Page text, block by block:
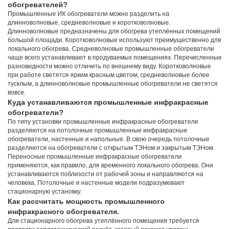
обогревателей?
Промышленные ИК обогреватели можно разделить на
длинноволновые, средневолновые и коротковолновые.
Длинноволновые предназначены для обогрева утеплённых помещений
большой площади. Коротковолновые используют преимущественно для
локального обогрева. Средневолновые промышленные обогреватели
чаще всего устанавливают в продуваемых помещениях. Перечисленные
разновидности можно отличить по внешнему виду. Коротковолновые
при работе светятся ярким красным цветом, средневолновые более
тусклым, а длинноволновые промышленные обогреватели не светятся
вовсе.
Куда устанавливаются промышленные инфракрасные
обогреватели?
По типу установки промышленные инфракрасные обогреватели
разделяются на потолочные промышленные инфракрасные
обогреватели, настенные и напольные. В свою очередь потолочные
разделяются на обогреватели с открытым ТЭНом и закрытым ТЭНом.
Переносные промышленные инфракрасные обогреватели
применяются, как правило, для временного локального обогрева. Они
устанавливаются поблизости от рабочей зоны и направляются на
человека. Потолочные и настенные модели подразумевают
стационарную установку.
Как рассчитать мощность промышленного
инфракрасного обогревателя.
Для стационарного обогрева утеплённого помещения требуется